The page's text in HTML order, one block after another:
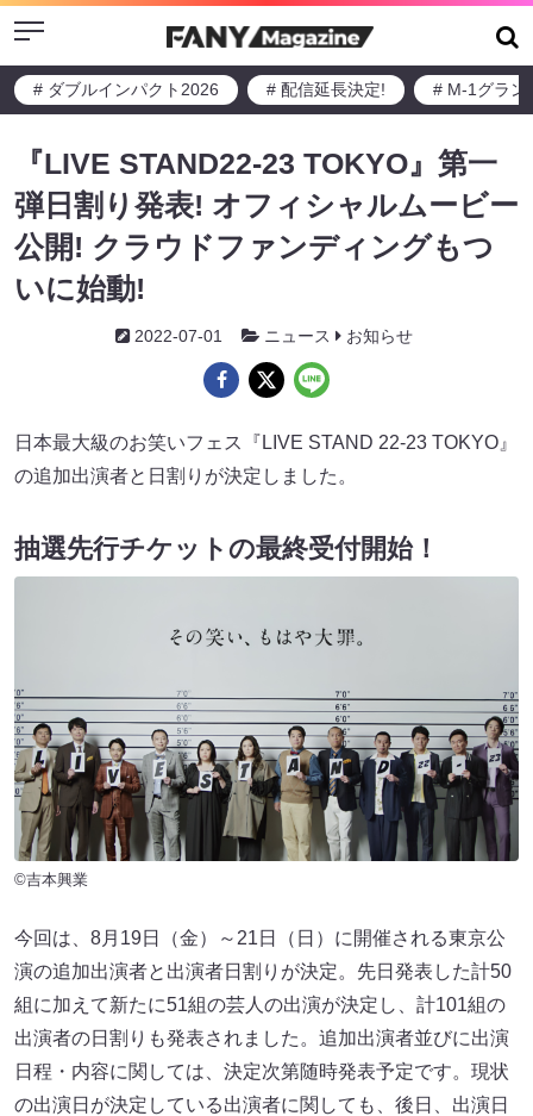
Menu
# ダブルインパクト2026 # 配信延長決定! # M-1グラン
『LIVE STAND22-23 TOKYO』第一
弾日割り発表! オフィシャルムービー
公開! クラウドファンディングもつ
いに始動!
2022-07-01 ニュース お知らせ
日本最大級のお笑いフェス『LIVE STAND 22-23 TOKYO』
の追加出演者と日割りが決定しました。
抽選先行チケットの最終受付開始！
©吉本興業
今回は、8月19日（金）～21日（日）に開催される東京公
演の追加出演者と出演者日割りが決定。先日発表した計50
組に加えて新たに51組の芸人の出演が決定し、計101組の
出演者の日割りも発表されました。追加出演者並びに出演
日程・内容に関しては、決定次第随時発表予定です。現状
の出演日が決定している出演者に関しても、後日、出演日